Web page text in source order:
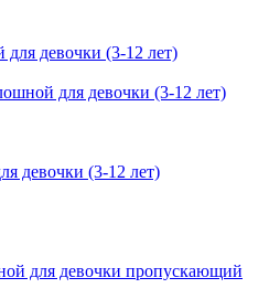
для девочки (3-12 лет)
девочки (3-12 лет)